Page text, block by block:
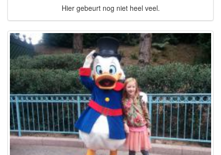
Hier gebeurt nog niet heel veel.